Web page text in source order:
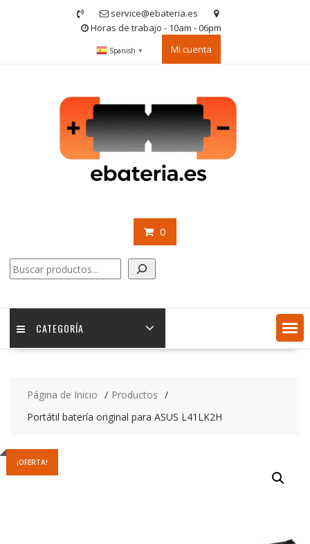
service@ebateria.es
Horas de trabajo - 10am - 06pm
Spanish ▼ Mi cuenta
0
Buscar
CATEGORÍA
Página de Inicio
Productos
Portátil batería original para ASUS L41LK2H
¡OFERTA!